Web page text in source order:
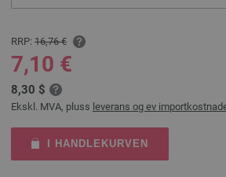
RRP: 16,76 €
7,10 €
8,30 $
Ekskl. MVA, pluss leverans og ev
I HANDLEKURVEN